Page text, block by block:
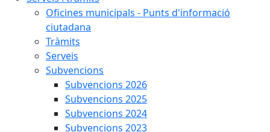
Oficines municipals - Punts d'informació
ciutadana
Tràmits
Serveis
Subvencions
Subvencions 2026
Subvencions 2025
Subvencions 2024
Subvencions 2023